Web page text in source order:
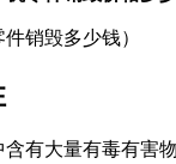
有大量有毒有害